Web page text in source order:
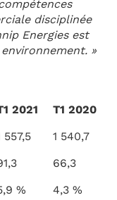
disciplinée
Energies est
»
2021
T1 2020
557,5
1 540,7
66,3
%
4,3 %